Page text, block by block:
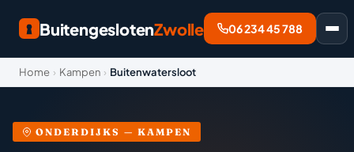
BuitengeslotenZwolle 06 234 45 788
Home › Kampen › Buitenwatersloot
ONDERDIJKS — KAMPEN